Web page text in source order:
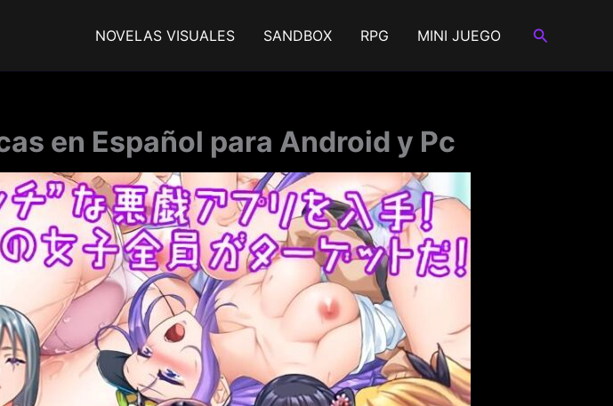
NOVELAS VISUALES SANDBOX RPG MINI JUEGO Buscar
en Español para Android y Pc